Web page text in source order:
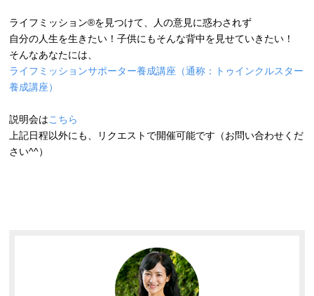
ライフミッション®を見つけて、人の意見に惑わされず
自分の人生を生きたい！子供にもそんな背中を見せていきたい！
そんなあなたには、
ライフミッションサポーター養成講座（通称：トゥインクルスター
養成講座）
説明会はこちら
上記日程以外にも、リクエストで開催可能です（お問い合わせくだ
さい^^）